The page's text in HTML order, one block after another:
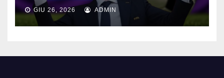
GIU 26, 2026 ADMIN